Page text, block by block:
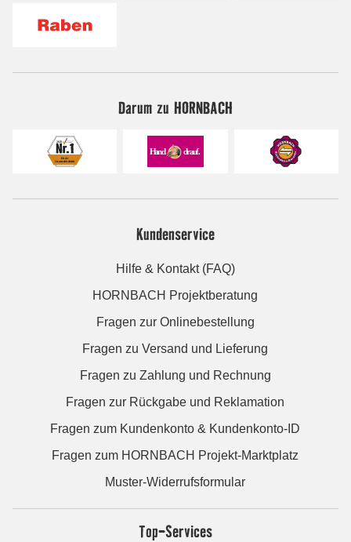
Darum zu HORNBACH
Kundenservice
Hilfe & Kontakt (FAQ)
HORNBACH Projektberatung
Fragen zur Onlinebestellung
Fragen zu Versand und Lieferung
Fragen zu Zahlung und Rechnung
Fragen zur Rückgabe und Reklamation
Fragen zum Kundenkonto & Kundenkonto-ID
Fragen zum HORNBACH Projekt-Marktplatz
Muster-Widerrufsformular
Top-Services